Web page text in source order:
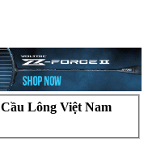
Lông Việt Nam